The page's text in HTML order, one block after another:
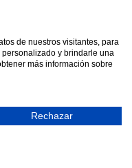
de la delegación
de información
de nuestros visitantes, para
y brindarle una
más información sobre
Rechazar